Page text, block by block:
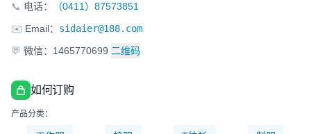
📞 电话：
（0411）87573851
✉️ Email： sidaier@188.com
💬 微信：1465770699 二维码
如何订购
产品分类：